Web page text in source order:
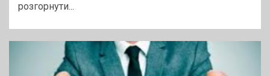
розгорнути...